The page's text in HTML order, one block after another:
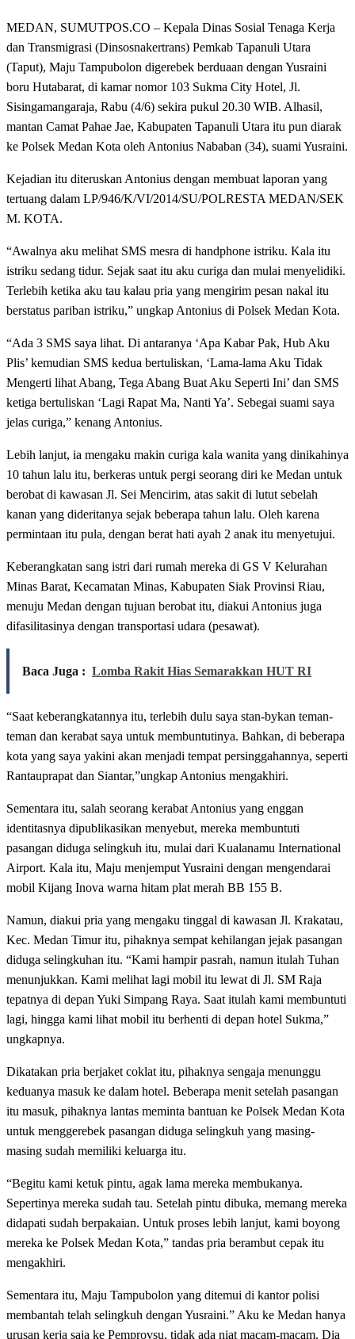
MEDAN, SUMUTPOS.CO – Kepala Dinas Sosial Tenaga Kerja
dan Transmigrasi (Dinsosnakertrans) Pemkab Tapanuli Utara
(Taput), Maju Tampubolon digerebek berduaan dengan Yusraini
boru Hutabarat, di kamar nomor 103 Sukma City Hotel, Jl.
Sisingamangaraja, Rabu (4/6) sekira pukul 20.30 WIB. Alhasil,
mantan Camat Pahae Jae, Kabupaten Tapanuli Utara itu pun diarak
ke Polsek Medan Kota oleh Antonius Nababan (34), suami Yusraini.
Kejadian itu diteruskan Antonius dengan membuat laporan yang
tertuang dalam LP/946/K/VI/2014/SU/POLRESTA MEDAN/SEK
M. KOTA.
“Awalnya aku melihat SMS mesra di handphone istriku. Kala itu
istriku sedang tidur. Sejak saat itu aku curiga dan mulai menyelidiki.
Terlebih ketika aku tau kalau pria yang mengirim pesan nakal itu
berstatus pariban istriku,” ungkap Antonius di Polsek Medan Kota.
“Ada 3 SMS saya lihat. Di antaranya ‘Apa Kabar Pak, Hub Aku
Plis’ kemudian SMS kedua bertuliskan, ‘Lama-lama Aku Tidak
Mengerti lihat Abang, Tega Abang Buat Aku Seperti Ini’ dan SMS
ketiga bertuliskan ‘Lagi Rapat Ma, Nanti Ya’. Sebegai suami saya
jelas curiga,” kenang Antonius.
Lebih lanjut, ia mengaku makin curiga kala wanita yang dinikahinya
10 tahun lalu itu, berkeras untuk pergi seorang diri ke Medan untuk
berobat di kawasan Jl. Sei Mencirim, atas sakit di lutut sebelah
kanan yang dideritanya sejak beberapa tahun lalu. Oleh karena
permintaan itu pula, dengan berat hati ayah 2 anak itu menyetujui.
Keberangkatan sang istri dari rumah mereka di GS V Kelurahan
Minas Barat, Kecamatan Minas, Kabupaten Siak Provinsi Riau,
menuju Medan dengan tujuan berobat itu, diakui Antonius juga
difasilitasinya dengan transportasi udara (pesawat).
Baca Juga : Lomba Rakit Hias Semarakkan HUT RI
“Saat keberangkatannya itu, terlebih dulu saya stan-bykan teman-
teman dan kerabat saya untuk membuntutinya. Bahkan, di beberapa
kota yang saya yakini akan menjadi tempat persinggahannya, seperti
Rantauprapat dan Siantar,”ungkap Antonius mengakhiri.
Sementara itu, salah seorang kerabat Antonius yang enggan
identitasnya dipublikasikan menyebut, mereka membuntuti
pasangan diduga selingkuh itu, mulai dari Kualanamu International
Airport. Kala itu, Maju menjemput Yusraini dengan mengendarai
mobil Kijang Inova warna hitam plat merah BB 155 B.
Namun, diakui pria yang mengaku tinggal di kawasan Jl. Krakatau,
Kec. Medan Timur itu, pihaknya sempat kehilangan jejak pasangan
diduga selingkuhan itu. “Kami hampir pasrah, namun itulah Tuhan
menunjukkan. Kami melihat lagi mobil itu lewat di Jl. SM Raja
tepatnya di depan Yuki Simpang Raya. Saat itulah kami membuntuti
lagi, hingga kami lihat mobil itu berhenti di depan hotel Sukma,”
ungkapnya.
Dikatakan pria berjaket coklat itu, pihaknya sengaja menunggu
keduanya masuk ke dalam hotel. Beberapa menit setelah pasangan
itu masuk, pihaknya lantas meminta bantuan ke Polsek Medan Kota
untuk menggerebek pasangan diduga selingkuh yang masing-
masing sudah memiliki keluarga itu.
“Begitu kami ketuk pintu, agak lama mereka membukanya.
Sepertinya mereka sudah tau. Setelah pintu dibuka, memang mereka
didapati sudah berpakaian. Untuk proses lebih lanjut, kami boyong
mereka ke Polsek Medan Kota,” tandas pria berambut cepak itu
mengakhiri.
Sementara itu, Maju Tampubolon yang ditemui di kantor polisi
membantah telah selingkuh dengan Yusraini.” Aku ke Medan hanya
urusan kerja saja ke Pemprovsu, tidak ada niat macam-macam. Dia